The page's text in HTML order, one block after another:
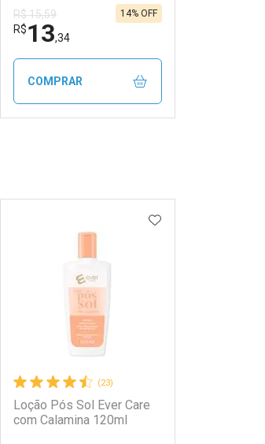
R$ 15,59
R$13,34
14% OFF
COMPRAR
Ativar Desconto
AOS FAVORITOS
(23)
Loção Pós Sol Ever Care
com Calamina 120ml
ADICIONAR AOS